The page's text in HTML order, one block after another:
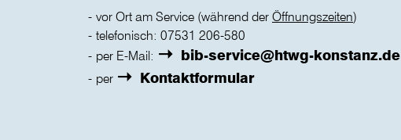
vor Ort am Service (während der Öffnungszeiten)
telefonisch: 07531 206-580
per E-Mail:
bib-service@htwg-konstanz.de
per Kontaktformular